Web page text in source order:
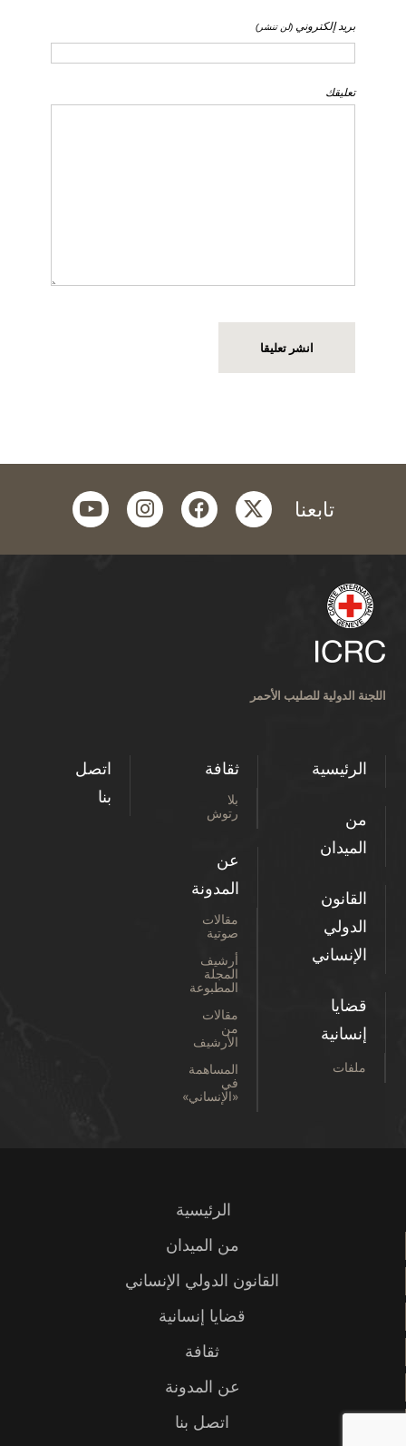
بريد إلكتروني (لن تنشر)
تعليقك
تابعنا twitter
facebook
instagram
youtube
اللجنة الدولية للصليب الأحمر
الرئيسية
من
الميدان
القانون
الدولي
الإنساني
قضايا
إنسانية
ملفات
ثقافة
بلا
رتوش
عن
المدونة
مقالات
صوتية
أرشيف
المجلة
المطبوعة
مقالات
من
الأرشيف
المساهمة
في
«الإنساني»
اتصل
بنا
الرئيسية
من الميدان
القانون الدولي الإنساني
قضايا إنسانية
ثقافة
عن المدونة
اتصل بنا